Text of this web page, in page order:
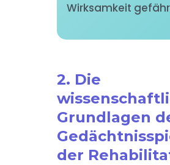
Wirksamkeit
2. Die
Grundlagen
der